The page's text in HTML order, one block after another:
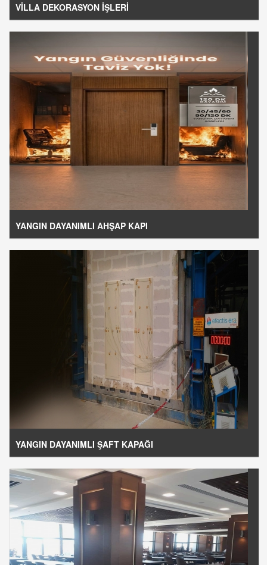
VİLLA DEKORASYON İŞLERİ
YANGIN DAYANIMLI AHŞAP KAPI
YANGIN DAYANIMLI ŞAFT KAPAĞI